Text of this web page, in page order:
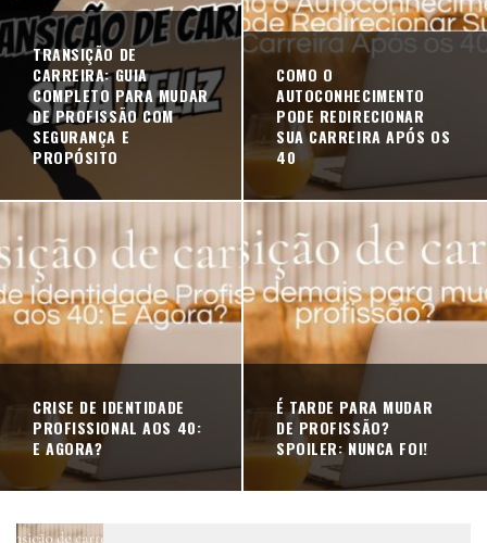
TRANSIÇÃO DE
CARREIRA: GUIA
COMPLETO PARA MUDAR
DE PROFISSÃO COM
SEGURANÇA E
PROPÓSITO
COMO O
AUTOCONHECIMENTO
PODE REDIRECIONAR
SUA CARREIRA APÓS OS
40
CRISE DE IDENTIDADE
PROFISSIONAL AOS 40:
E AGORA?
É TARDE PARA MUDAR
DE PROFISSÃO?
SPOILER: NUNCA FOI!